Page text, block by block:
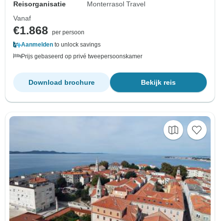
Reisorganisatie
Monterrasol Travel
Vanaf
€1.868
per persoon
Aanmelden to unlock savings
Prijs gebaseerd op privé tweepersoonskamer
Bekijk reis
Download brochure